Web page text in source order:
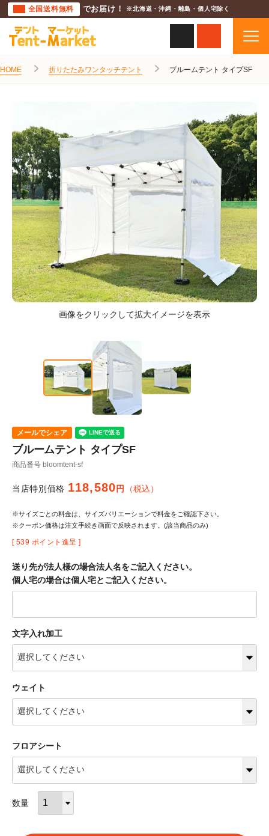
全国送料無料 でお届け！ ※北海道・沖縄・離島・個人宅除く
HOME 折りたたみワンタッチテント ブルームテント タイプSF
ブルームテント タイプSF
商品番号 bloomtent-sf
当店特別価格 118,580 税込
※サイズごとの料金は、サイズバリエーションで料金をご確認下さい。
※クーポン価格は注文手続き画面で反映されます。(該当商品のみ)
[ 539 ポイント進呈 ]
送り先が法人様の場合法人名をご記入ください。
個人宅の場合は個人宅とご記入ください。
文字入れ加工
ウェイト
フロアシート
メールでシェア